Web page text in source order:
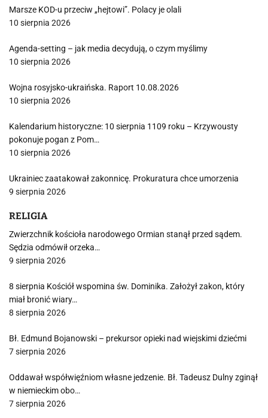
Marsze KOD-u przeciw „hejtowi”. Polacy je olali
10 sierpnia 2026
Agenda-setting – jak media decydują, o czym myślimy
10 sierpnia 2026
Wojna rosyjsko-ukraińska. Raport 10.08.2026
10 sierpnia 2026
Kalendarium historyczne: 10 sierpnia 1109 roku – Krzywousty
pokonuje pogan z Pom…
10 sierpnia 2026
Ukrainiec zaatakował zakonnicę. Prokuratura chce umorzenia
9 sierpnia 2026
RELIGIA
Zwierzchnik kościoła narodowego Ormian stanął przed sądem.
Sędzia odmówił orzeka…
9 sierpnia 2026
8 sierpnia Kościół wspomina św. Dominika. Założył zakon, który
miał bronić wiary…
8 sierpnia 2026
Bł. Edmund Bojanowski – prekursor opieki nad wiejskimi dziećmi
7 sierpnia 2026
Oddawał współwięźniom własne jedzenie. Bł. Tadeusz Dulny zginął
w niemieckim obo…
7 sierpnia 2026